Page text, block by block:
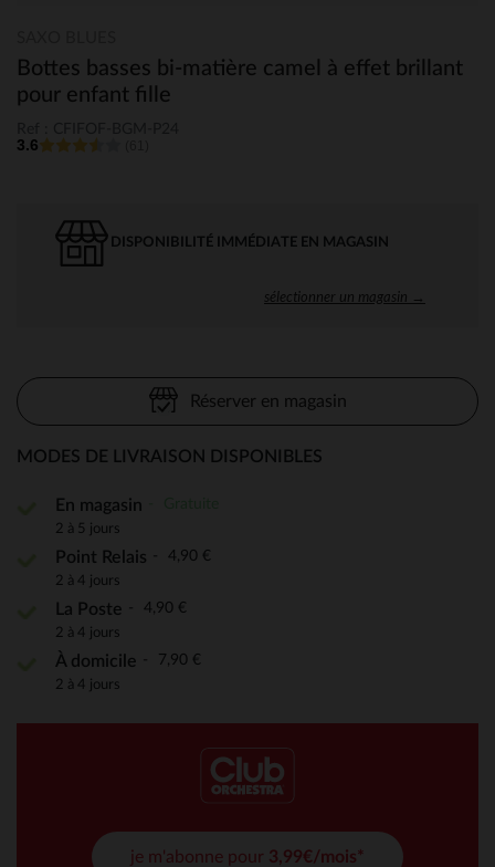
Bottes basses bi-matière camel à effet brillant
pour enfant fille
3.6
DISPONIBILITÉ IMMÉDIATE EN MAGASIN
sélectionner un magasin →
Réserver en magasin
MODES DE LIVRAISON DISPONIBLES
En magasin
2 à 5 jours
Point Relais 4,90 €
2 à 4 jours
La Poste 4,90 €
2 à 4 jours
À domicile 7,90 €
2 à 4 jours
je m'abonne pour 3,99€/mois*